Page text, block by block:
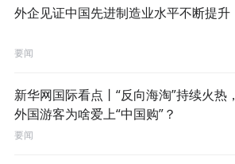
外企见证中国先进制造业水平不断提升
要闻
新华网国际看点丨“反向海淘”持续火热，
外国游客为啥爱上“中国购”？
要闻